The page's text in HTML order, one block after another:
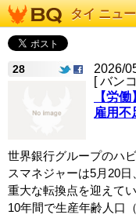
タイ ニュ
28
2026/
[ バン
【労
雇用
世界銀行グループのハ
スマネジャーは5月20
重大な転換点を迎えて
10年間で生産年齢人口